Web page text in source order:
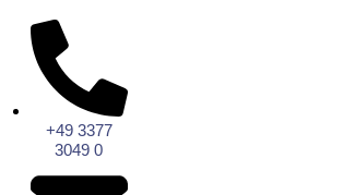
+49 3377
3049 0